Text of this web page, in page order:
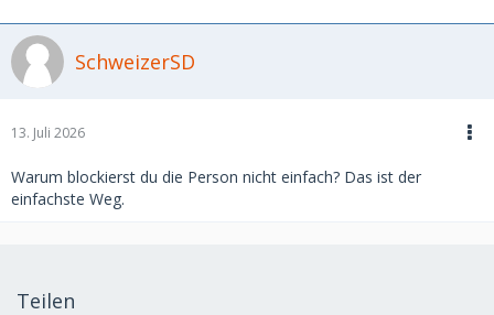
SchweizerSD
13. Juli 2026
Warum blockierst du die Person nicht einfach? Das ist der
einfachste Weg.
Teilen